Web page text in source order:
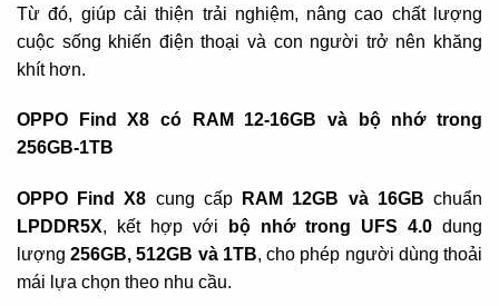
Từ đó, giúp cải thiện trải nghiệm, nâng cao chất lượng
cuộc sống khiến điện thoại và con người trở nên khăng
khít hơn.
OPPO Find X8 có RAM 12-16GB và bộ nhớ trong
256GB-1TB
OPPO Find X8 cung cấp RAM 12GB và 16GB chuẩn
LPDDR5X, kết hợp với bộ nhớ trong UFS 4.0 dung
lượng256GB, 512GB và 1TB, cho phép người dùng thoải
mái lựa chọn theo nhu cầu.